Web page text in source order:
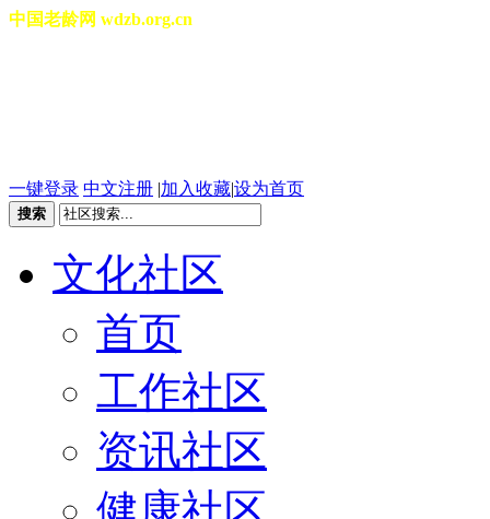
中国老龄网 wdzb.org.cn
一键登录 中文注册 |加入收藏|设为首页
搜索
文化社区
首页
工作社区
资讯社区